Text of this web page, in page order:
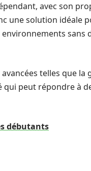
avec son
une solution idéale
sans
telles que la
peut répondre à
débutants